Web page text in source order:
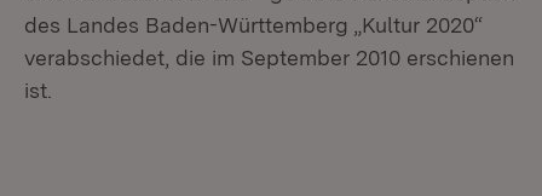
des Landes Baden-Württemberg „Kultur 2020“
verabschiedet, die im September 2010 erschienen
ist.